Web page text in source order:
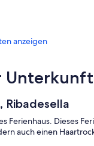
anzeigen
Unterkunft
Ribadesella
Ferienhaus. Dieses
auch einen